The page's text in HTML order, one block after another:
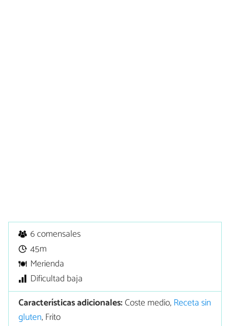
6 comensales
45m
Merienda
Dificultad baja
Características adicionales:Coste medio,Receta sin
gluten, Frito